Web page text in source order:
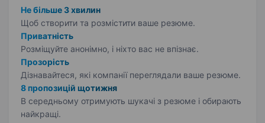
Не більше 3 хвилин
Щоб створити та розмістити ваше резюме.
Приватність
Розміщуйте анонімно, і ніхто вас не впізнає.
Прозорість
Дізнавайтеся, які компанії переглядали ваше резюме.
8 пропозицій щотижня
В середньому отримують шукачі з резюме і обирають
найкращі.